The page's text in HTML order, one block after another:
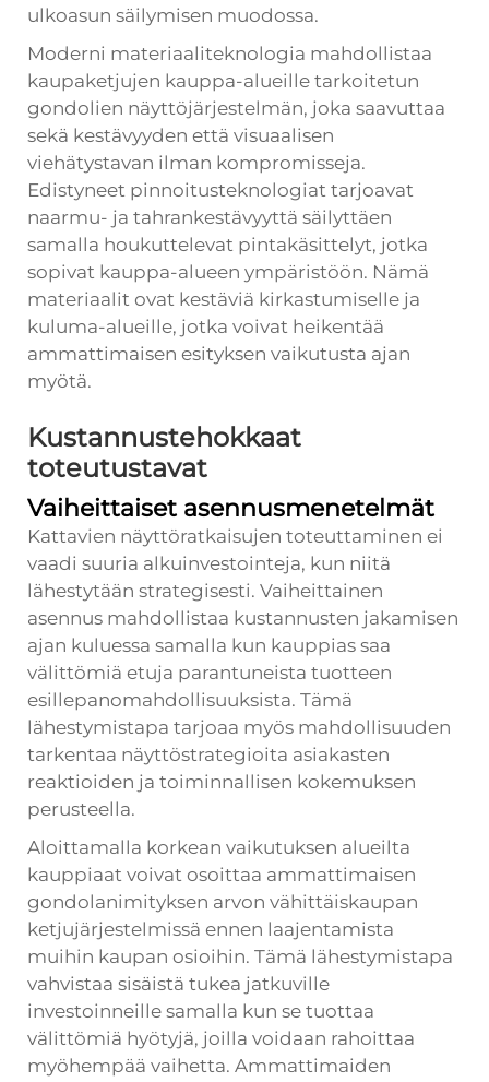
ulkoasun säilymisen muodossa.
Moderni materiaaliteknologia mahdollistaa
kaupaketjujen kauppa-alueille tarkoitetun
gondolien näyttöjärjestelmän, joka saavuttaa
sekä kestävyyden että visuaalisen
viehätystavan ilman kompromisseja.
Edistyneet pinnoitusteknologiat tarjoavat
naarmu- ja tahrankestävyyttä säilyttäen
samalla houkuttelevat pintakäsittelyt, jotka
sopivat kauppa-alueen ympäristöön. Nämä
materiaalit ovat kestäviä kirkastumiselle ja
kuluma-alueille, jotka voivat heikentää
ammattimaisen esityksen vaikutusta ajan
myötä.
Kustannustehokkaat
toteutustavat
Vaiheittaiset asennusmenetelmät
Kattavien näyttöratkaisujen toteuttaminen ei
vaadi suuria alkuinvestointeja, kun niitä
lähestytään strategisesti. Vaiheittainen
asennus mahdollistaa kustannusten jakamisen
ajan kuluessa samalla kun kauppias saa
välittömiä etuja parantuneista tuotteen
esillepanomahdollisuuksista. Tämä
lähestymistapa tarjoaa myös mahdollisuuden
tarkentaa näyttöstrategioita asiakasten
reaktioiden ja toiminnallisen kokemuksen
perusteella.
Aloittamalla korkean vaikutuksen alueilta
kauppiaat voivat osoittaa ammattimaisen
gondolanimityksen arvon vähittäiskaupan
ketjujärjestelmissä ennen laajentamista
muihin kaupan osioihin. Tämä lähestymistapa
vahvistaa sisäistä tukea jatkuville
investoinneille samalla kun se tuottaa
välittömiä hyötyjä, joilla voidaan rahoittaa
myöhempää vaihetta. Ammattimaiden